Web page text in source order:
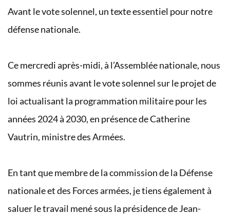
Avant le vote solennel, un texte essentiel pour notre
défense nationale.
Ce mercredi après-midi, à l’Assemblée nationale, nous
sommes réunis avant le vote solennel sur le projet de
loi actualisant la programmation militaire pour les
années 2024 à 2030, en présence de Catherine
Vautrin, ministre des Armées.
En tant que membre de la commission de la Défense
nationale et des Forces armées, je tiens également à
saluer le travail mené sous la présidence de Jean-